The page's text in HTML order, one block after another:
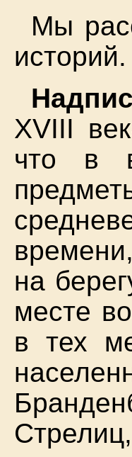
Мы
историй.
XVIII
что в
на
месте
в тех